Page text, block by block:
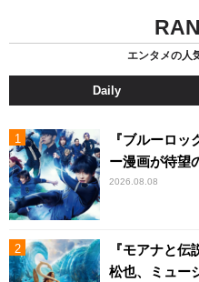
エンタメの人
Daily
『ブルーロ
ー漫画が待望
2026.08.08
『モアナと
松也、ミュー